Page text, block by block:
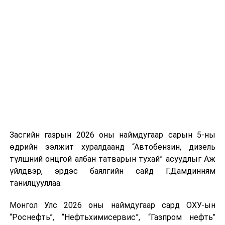
Засгийн газрын 2026 оны наймдугаар сарын 5-ны
өдрийн ээлжит хуралдаанд “Автобензин, дизель
түлшний онцгой албан татварын тухай” асуудлыг Аж
үйлдвэр, эрдэс баялгийн сайд Г.Дамдинням
танилцууллаа.
Монгол Улс 2026 оны наймдугаар сард ОХУ-ын
“Роснефть”, “Нефтьхимисервис”, “Газпром нефть”